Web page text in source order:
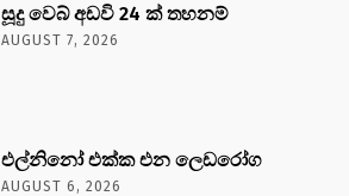
සූදු වෙබ් අඩවි 24 ක් තහනම්
AUGUST 7, 2026
එල්නිනෝ එක්ක එන ලෙඩරෝග
AUGUST 6, 2026